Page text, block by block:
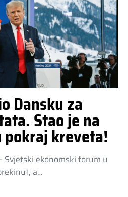
Dansku za
Stao je na
pokraj kreveta!
Svjetski ekonomski forum u
a…